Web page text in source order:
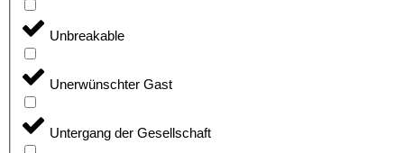
Unbreakable
Unerwünschter Gast
Untergang der Gesellschaft